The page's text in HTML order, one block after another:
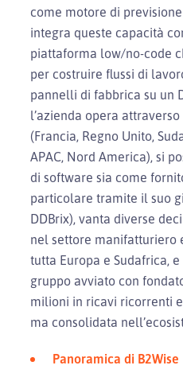
come motore di
integra queste capacità
piattaforma low/no-code
per costruire flussi di
pannelli di fabbrica su un
l’azienda opera
(Francia, Regno Unito,
APAC, Nord America), si
di software sia come
particolare tramite il suo
DDBrix), vanta diverse
nel settore manifatturiero
tutta Europa e Sudafrica,
gruppo avviato con
milioni in ricavi ricorrenti
ma consolidata
Panoramica di B2Wise